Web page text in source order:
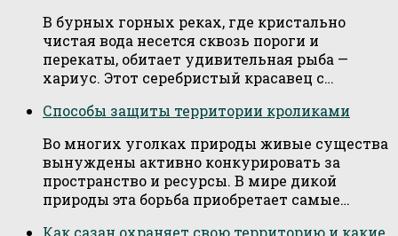
В бурных горных реках, где кристально
чистая вода несется сквозь пороги и
перекаты, обитает удивительная рыба —
хариус. Этот серебристый красавец с…
Способы защиты территории кроликами
Во многих уголках природы живые существа
вынуждены активно конкурировать за
пространство и ресурсы. В мире дикой
природы эта борьба приобретает самые…
Как сазан охраняет свою территорию и какие